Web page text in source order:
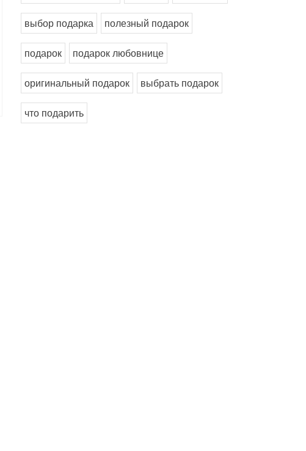
выбор подарка полезный подарок
подарок подарок любовнице
оригинальный подарок выбрать подарок
что подарить